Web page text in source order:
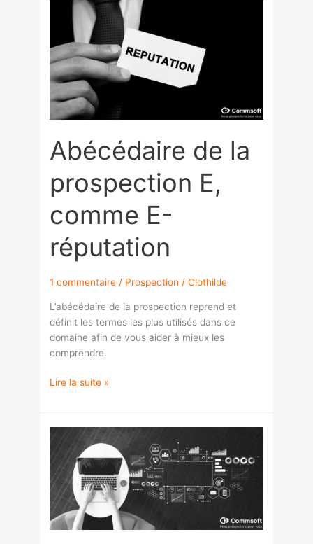
Abécédaire de la
prospection E,
comme E-
réputation
1 commentaire / Prospection /Clothilde
L’abécédaire de la prospection reprend et
définit les termes les plus utilisés dans ce
domaine afin de vous aider à mieux les
comprendre.
Abécédaire
prospection
E,
comme
E-
réputation
Lire la suite »
Abécédaire
de
la
prospection
D,
comme
Data